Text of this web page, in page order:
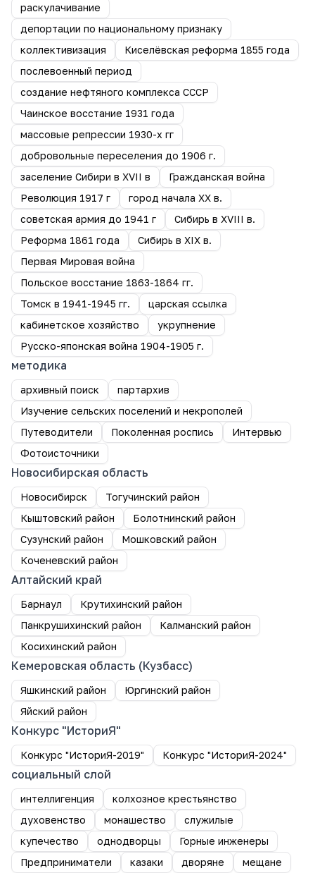
раскулачивание
депортации по национальному признаку
коллективизация
Киселёвская реформа 1855 года
послевоенный период
создание нефтяного комплекса СССР
Чаинское восстание 1931 года
массовые репрессии 1930-х гг
добровольные переселения до 1906 г.
заселение Сибири в XVII в
Гражданская война
Революция 1917 г
город начала ХХ в.
советская армия до 1941 г
Сибирь в XVIII в.
Реформа 1861 года
Сибирь в XIX в.
Первая Мировая война
Польское восстание 1863-1864 гг.
Томск в 1941-1945 гг.
царская ссылка
кабинетское хозяйство
укрупнение
Русско-японская война 1904-1905 г.
методика
архивный поиск
партархив
Изучение сельских поселений и некрополей
Путеводители
Поколенная роспись
Интервью
Фотоисточники
Новосибирская область
Новосибирск
Тогучинский район
Кыштовский район
Болотнинский район
Сузунский район
Мошковский район
Коченевский район
Алтайский край
Барнаул
Крутихинский район
Панкрушихинский район
Калманский район
Косихинский район
Кемеровская область (Кузбасс)
Яшкинский район
Юргинский район
Яйский район
Конкурс "ИсториЯ"
Конкурс "ИсториЯ-2019" Конкурс "ИсториЯ-2024"
социальный слой
интеллигенция
колхозное крестьянство
духовенство
монашество
служилые
купечество
однодворцы
Горные инженеры
Предприниматели
казаки дворяне мещане